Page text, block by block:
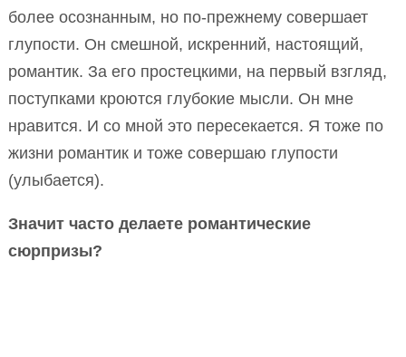
более осознанным, но по-прежнему совершает
глупости. Он смешной, искренний, настоящий,
романтик. За его простецкими, на первый взгляд,
поступками кроются глубокие мысли. Он мне
нравится. И со мной это пересекается. Я тоже по
жизни романтик и тоже совершаю глупости
(улыбается).
Значит часто делаете романтические
сюрпризы?